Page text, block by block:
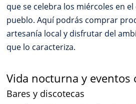
que se celebra los miércoles en
pueblo. Aquí podrás comprar
artesanía local y disfrutar del
que lo caracteriza.
Vida nocturna y eventos
Bares y discotecas